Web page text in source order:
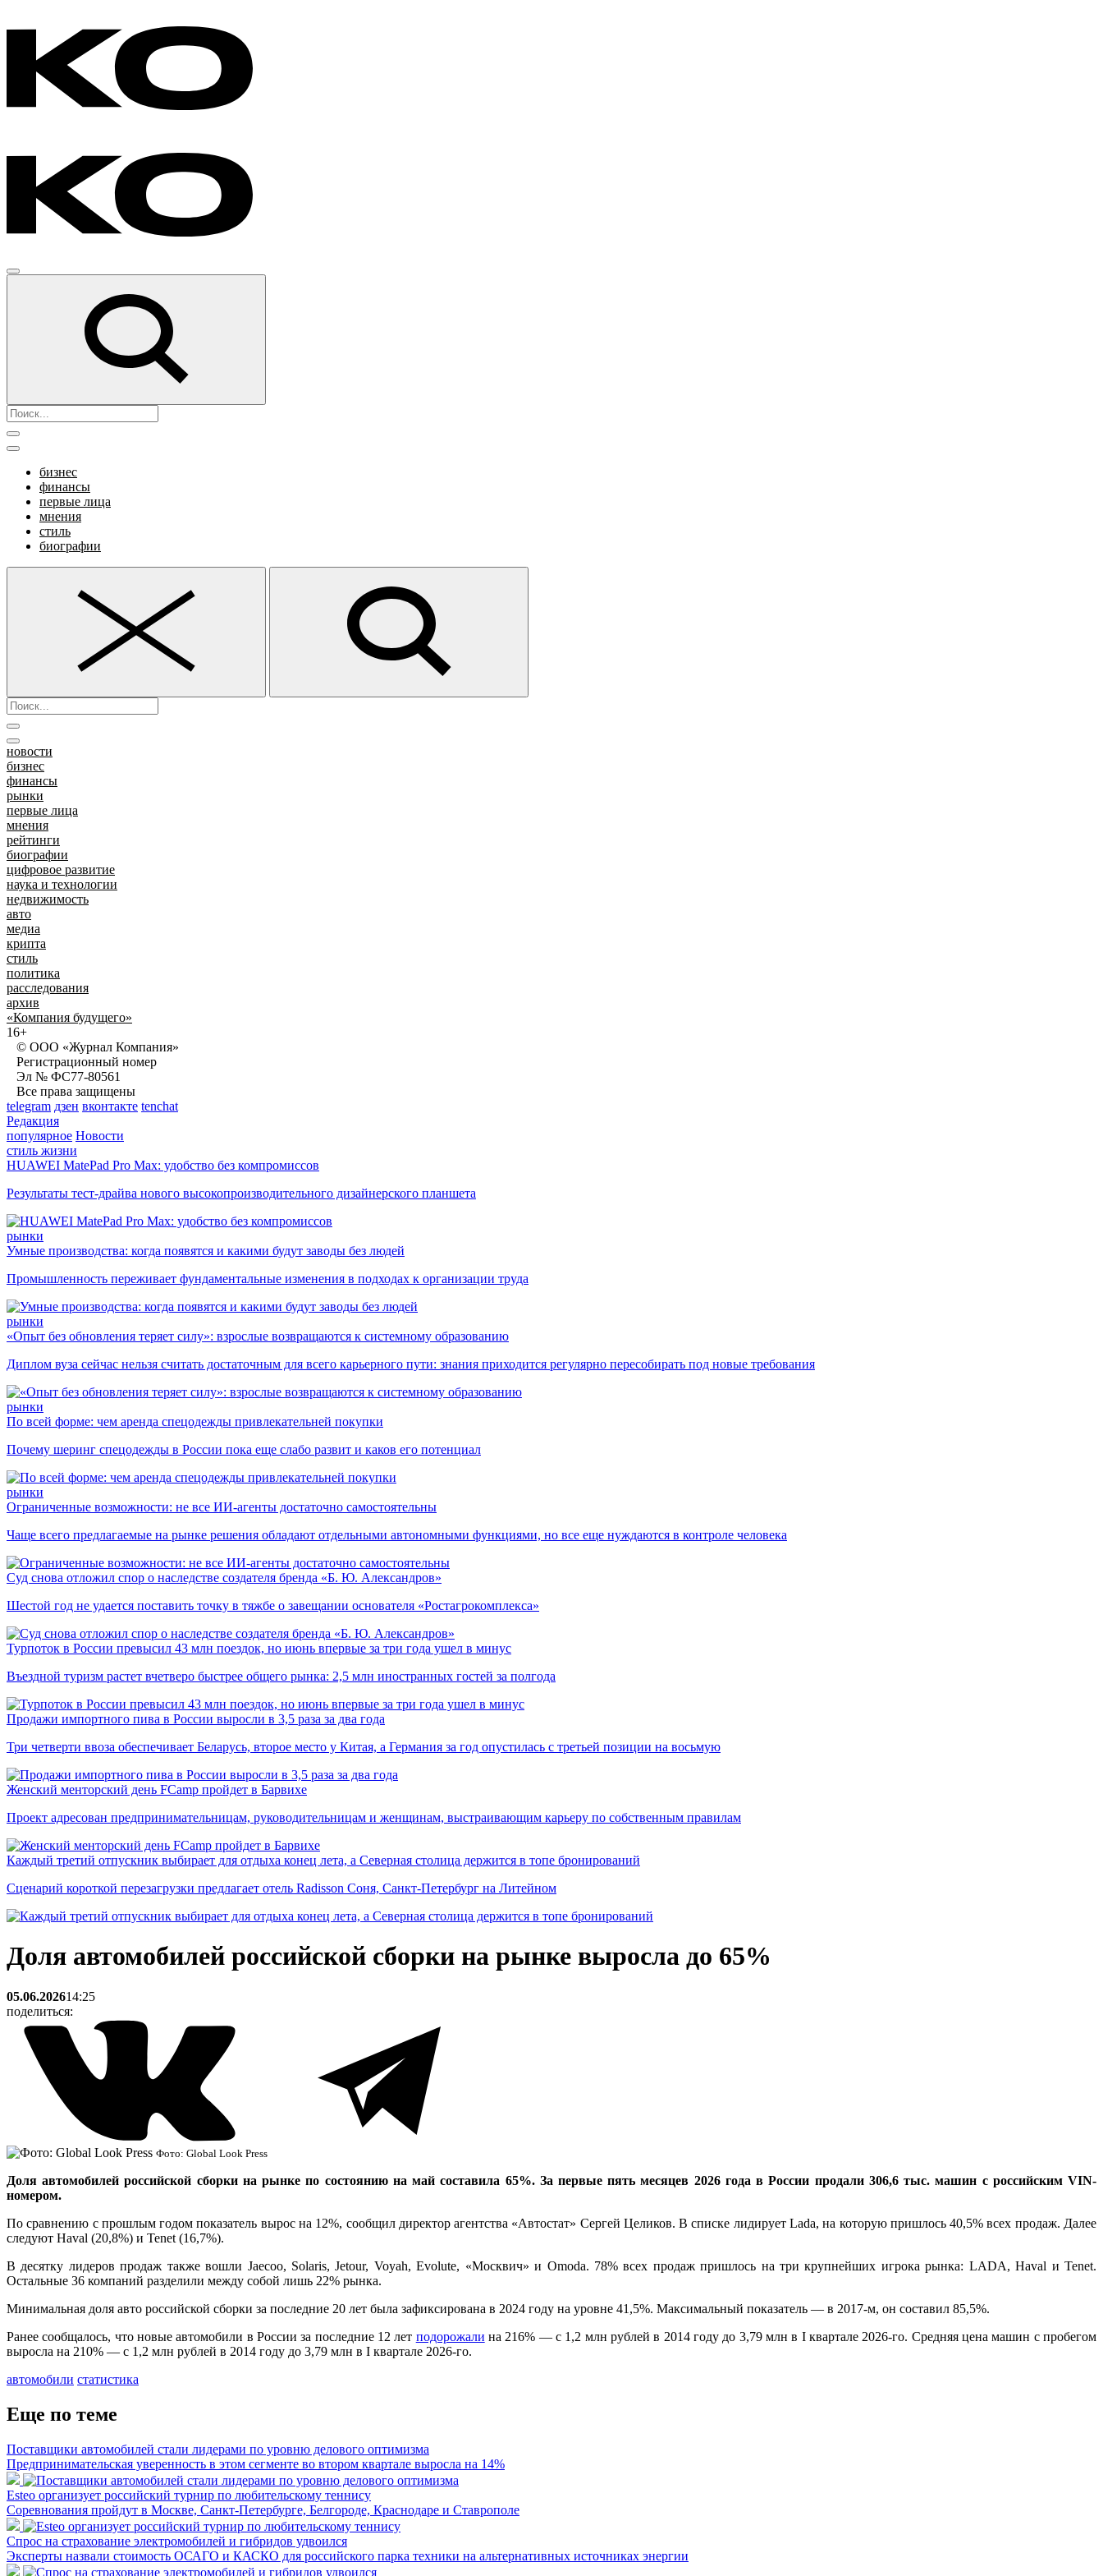
бизнес
финансы
первые лица
мнения
стиль
биографии
новости
бизнес
финансы
рынки
первые лица
мнения
рейтинги
биографии
цифровое развитие
наука и технологии
недвижимость
авто
медиа
крипта
стиль
политика
расследования
архив
«Компания будущего»
16+
© ООО «Журнал Компания»
Регистрационный номер
Эл № ФС77-80561
Все права защищены
telegram дзен вконтакте tenchat
Редакция
популярное Новости
стиль жизни
HUAWEI MatePad Pro Max: удобство без компромиссов
Результаты тест-драйва нового высокопроизводительного дизайнерского планшета
рынки
Умные производства: когда появятся и какими будут заводы без людей
Промышленность переживает фундаментальные изменения в подходах к организации труда
рынки
«Опыт без обновления теряет силу»: взрослые возвращаются к системному образованию
Диплом вуза сейчас нельзя считать достаточным для всего карьерного пути: знания приходится регулярно пересобирать под новые требования
рынки
По всей форме: чем аренда спецодежды привлекательней покупки
Почему шеринг спецодежды в России пока еще слабо развит и каков его потенциал
рынки
Ограниченные возможности: не все ИИ-агенты достаточно самостоятельны
Чаще всего предлагаемые на рынке решения обладают отдельными автономными функциями, но все еще нуждаются в контроле человека
Суд снова отложил спор о наследстве создателя бренда «Б. Ю. Александров»
Шестой год не удается поставить точку в тяжбе о завещании основателя «Ростагрокомплекса»
Турпоток в России превысил 43 млн поездок, но июнь впервые за три года ушел в минус
Въездной туризм растет вчетверо быстрее общего рынка: 2,5 млн иностранных гостей за полгода
Продажи импортного пива в России выросли в 3,5 раза за два года
Три четверти ввоза обеспечивает Беларусь, второе место у Китая, а Германия за год опустилась с третьей позиции на восьмую
Женский менторский день FCamp пройдет в Барвихе
Проект адресован предпринимательницам, руководительницам и женщинам, выстраивающим карьеру по собственным правилам
Каждый третий отпускник выбирает для отдыха конец лета, а Северная столица держится в топе бронирований
Сценарий короткой перезагрузки предлагает отель Radisson Соня, Санкт-Петербург на Литейном
Доля автомобилей российской сборки на рынке выросла до 65%
05.06.202614:25
поделиться:
Фото: Global Look Press
Доля автомобилей российской сборки на рынке по состоянию на май составила 65%. За первые пять месяцев 2026 года в России продали 306,6 тыс. машин с российским VIN-
номером.
По сравнению с прошлым годом показатель вырос на 12%, сообщил директор агентства «Автостат» Сергей Целиков. В списке лидирует Lada, на которую пришлось 40,5% всех продаж. Далее
следуют Haval (20,8%) и Tenet (16,7%).
В десятку лидеров продаж также вошли Jaecoo, Solaris, Jetour, Voyah, Evolute, «Москвич» и Omoda. 78% всех продаж пришлось на три крупнейших игрока рынка: LADA, Haval и Tenet.
Остальные 36 компаний разделили между собой лишь 22% рынка.
Минимальная доля авто российской сборки за последние 20 лет была зафиксирована в 2024 году на уровне 41,5%. Максимальный показатель — в 2017-м, он составил 85,5%.
Ранее сообщалось, что новые автомобили в России за последние 12 лет подорожали на 216% — с 1,2 млн рублей в 2014 году до 3,79 млн в I квартале 2026-го. Средняя цена машин с пробегом
выросла на 210% — с 1,2 млн рублей в 2014 году до 3,79 млн в I квартале 2026-го.
автомобили статистика
Еще по теме
Поставщики автомобилей стали лидерами по уровню делового оптимизма
Предпринимательская уверенность в этом сегменте во втором квартале выросла на 14%
Esteo организует российский турнир по любительскому теннису
Соревнования пройдут в Москве, Санкт-Петербурге, Белгороде, Краснодаре и Ставрополе
Спрос на страхование электромобилей и гибридов удвоился
Эксперты назвали стоимость ОСАГО и КАСКО для российского парка техники на альтернативных источниках энергии